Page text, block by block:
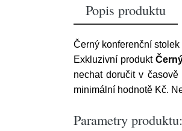
Popis produktu
Černý konferenční
Exkluzivní produkt
nechat doručit v
minimální hodnotě Kč.
Parametry